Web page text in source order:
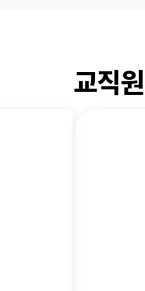
교직